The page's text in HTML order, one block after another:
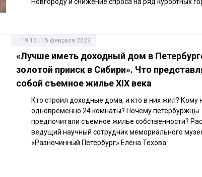
19:16 | 15 февраля 2023
«Лучше иметь доходный дом в
золотой прииск в Сибири». Что
собой съемное жилье XIX века
Кто строил доходные дома, и кто в них жил? Кому
одновременно 24 комнаты? Почему петербуржцы
предпочитали съемное жилье собственности?
ведущий научный сотрудник мемориального
«Разночинный Петербург» Елена Техова.